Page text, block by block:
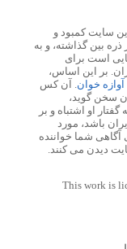
گذاری شد. این سایت کمبود و
بین گذاشته، و به
است برای
بر این اساس،
آوازه خوان . آن کس
سخن گوید،
او اشتباه و بر
باشد، مورد
آگاهی شما خواننده
This work is